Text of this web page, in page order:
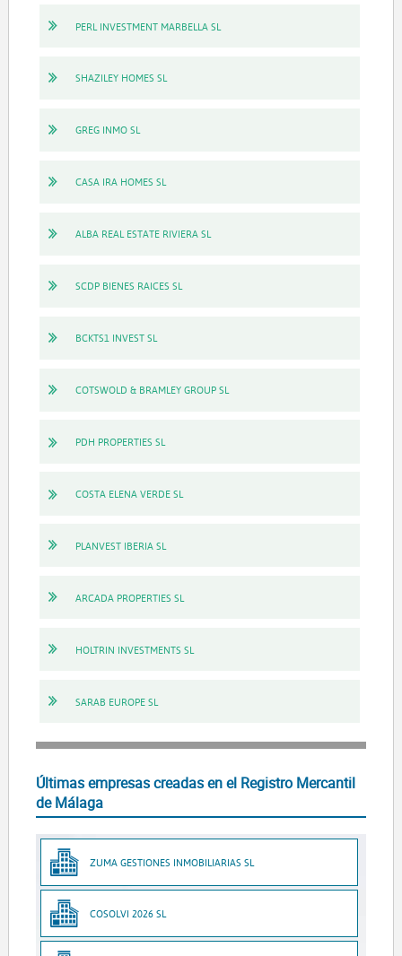
PERL INVESTMENT MARBELLA SL
SHAZILEY HOMES SL
GREG INMO SL
CASA IRA HOMES SL
ALBA REAL ESTATE RIVIERA SL
SCDP BIENES RAICES SL
BCKTS1 INVEST SL
COTSWOLD & BRAMLEY GROUP SL
PDH PROPERTIES SL
COSTA ELENA VERDE SL
PLANVEST IBERIA SL
ARCADA PROPERTIES SL
HOLTRIN INVESTMENTS SL
SARAB EUROPE SL
Últimas empresas creadas en el Registro Mercantil
de Málaga
ZUMA GESTIONES INMOBILIARIAS SL
COSOLVI 2026 SL